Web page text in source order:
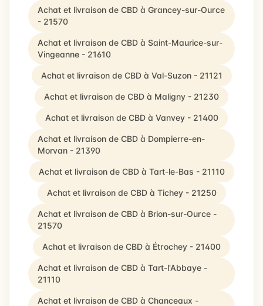
Achat et livraison de CBD à Grancey-sur-Ource
- 21570
Achat et livraison de CBD à Saint-Maurice-sur-
Vingeanne - 21610
Achat et livraison de CBD à Val-Suzon - 21121
Achat et livraison de CBD à Maligny - 21230
Achat et livraison de CBD à Vanvey - 21400
Achat et livraison de CBD à Dompierre-en-
Morvan - 21390
Achat et livraison de CBD à Tart-le-Bas - 21110
Achat et livraison de CBD à Tichey - 21250
Achat et livraison de CBD à Brion-sur-Ource -
21570
Achat et livraison de CBD à Étrochey - 21400
Achat et livraison de CBD à Tart-l'Abbaye -
21110
Achat et livraison de CBD à Chanceaux -